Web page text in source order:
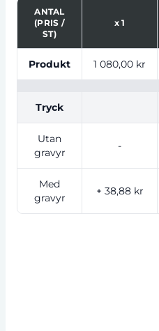
ANTAL
(PRIS /
ST)
x1
Produkt 1 080,00 kr
Tryck
Utan
gravyr
-
Med
gravyr
+ 38,88 kr